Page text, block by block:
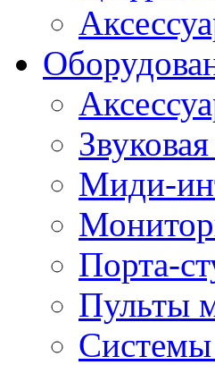
Миди-
Порта-
Пульты
Системы